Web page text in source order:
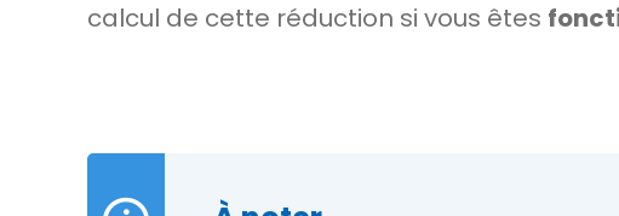
calcul de cette réduction si vous êtes